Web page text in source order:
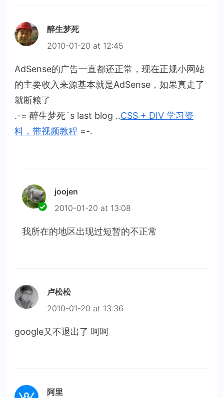
醉生梦死
2010-01-20 at 12:45
AdSense的广告一直都还正常，现在正规小网站
的主要收入来源基本就是AdSense，如果真走了
就断粮了
.-= 醉生梦死´s last blog ..CSS + DIV 学习资
料，带视频教程 =-.
joojen
2010-01-20 at 13:08
我所在的地区出现过短暂的不正常
卢松松
2010-01-20 at 13:36
google又不退出了 呵呵
阿里